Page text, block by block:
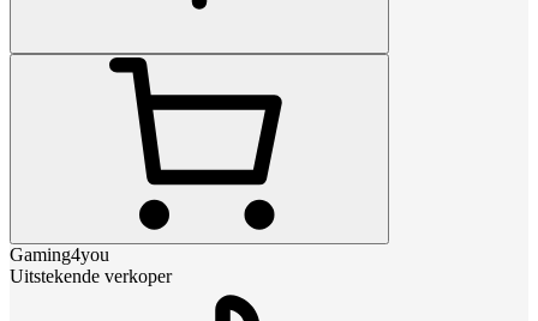
Gaming4you
Uitstekende verkoper